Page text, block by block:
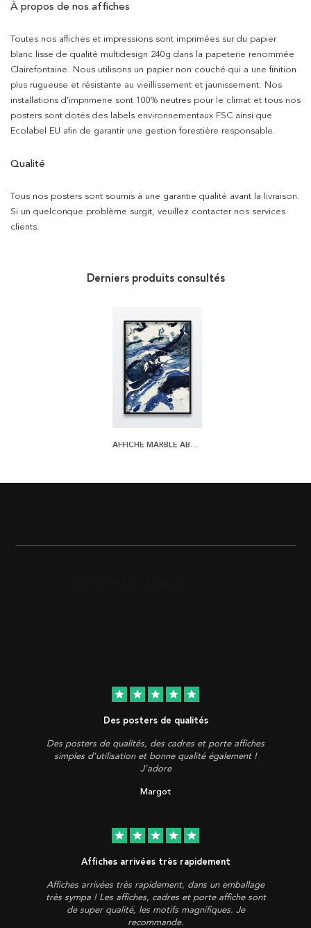
À propos de nos affiches
Toutes nos affiches et impressions sont imprimées sur du papier
blanc lisse de qualité multidesign 240g dans la papeterie renommée
Clairefontaine. Nous utilisons un papier non couché qui a une finition
plus rugueuse et résistante au vieillissement et jaunissement. Nos
installations d’imprimerie sont 100% neutres pour le climat et tous nos
posters sont dotés des labels environnementaux FSC ainsi que
Ecolabel EU afin de garantir une gestion forestière responsable.
Qualité
Tous nos posters sont soumis à une garantie qualité avant la livraison.
Si un quelconque problème surgit, veuillez contacter nos services
clients.
Derniers produits consultés
AFFICHE MARBLE ABSTRACTION ONE
star star star star star
Des posters de qualités
Des posters de qualités, des cadres et porte affiches
simples d'utilisation et bonne qualité également !
J'adore
Margot
star star star star star
Affiches arrivées très rapidement
Affiches arrivées très rapidement, dans un emballage
très sympa ! Les affiches, cadres et porte affiche sont
de super qualité, les motifs magnifiques. Je
recommande.